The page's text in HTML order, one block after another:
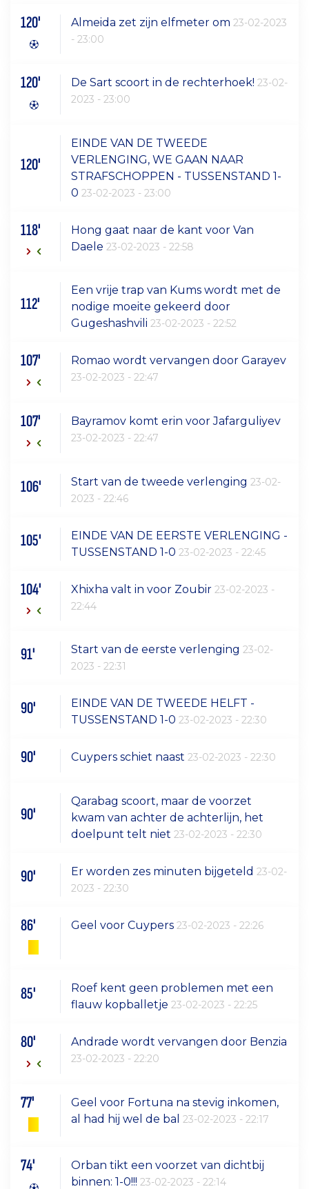
120' Almeida zet zijn elfmeter om23-02-2023
- 23:00
120' De Sart scoort in de rechterhoek!23-02-
2023 - 23:00
120'
EINDE VAN DE TWEEDE
VERLENGING, WE GAAN NAAR
STRAFSCHOPPEN - TUSSENSTAND 1-
023-02-2023 - 23:00
118'
Hong gaat naar de kant voor Van
Daele23-02-2023 - 22:58
112'
Een vrije trap van Kums wordt met de
nodige moeite gekeerd door
Gugeshashvili23-02-2023 - 22:52
107' Romao wordt vervangen door Garayev
23-02-2023 - 22:47
107' Bayramov komt erin voor Jafarguliyev
23-02-2023 - 22:47
106' Start van de tweede verlenging23-02-
2023 - 22:46
105'
EINDE VAN DE EERSTE VERLENGING -
TUSSENSTAND 1-023-02-2023 - 22:45
104' Xhixha valt in voor Zoubir23-02-2023 -
22:44
91' Start van de eerste verlenging23-02-
2023 - 22:31
90'
EINDE VAN DE TWEEDE HELFT -
TUSSENSTAND 1-023-02-2023 - 22:30
90' Cuypers schiet naast23-02-2023 - 22:30
90'
Qarabag scoort, maar de voorzet
kwam van achter de achterlijn, het
doelpunt telt niet23-02-2023 - 22:30
90' Er worden zes minuten bijgeteld23-02-
2023 - 22:30
86' Geel voor Cuypers23-02-2023 - 22:26
85'
Roef kent geen problemen met een
flauw kopballetje23-02-2023 - 22:25
80' Andrade wordt vervangen door Benzia
23-02-2023 - 22:20
77'
Geel voor Fortuna na stevig inkomen,
al had hij wel de bal23-02-2023 - 22:17
74'
Orban tikt een voorzet van dichtbij
binnen: 1-0!!!23-02-2023 - 22:14